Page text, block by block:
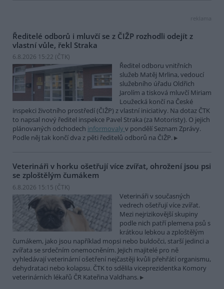
reklama
Ředitelé odborů i mluvčí se z ČIŽP rozhodli odejít z
vlastní vůle, řekl Straka
6.8.2026 15:22 (ČTK)
Ředitel odboru vnitřních
služeb Matěj Mrlina, vedoucí
služebního úřadu Oldřich
Jarolím a tisková mluvčí Miriam
Loužecká končí na České
inspekci životního prostředí (ČIŽP) z vlastní iniciativy. Na dotaz ČTK
to napsal nový ředitel inspekce Pavel Straka (za Motoristy). O jejich
plánovaných odchodech informovaly v pondělí Seznam Zprávy.
Podle něj tak končí dva z pěti ředitelů odborů na ČIŽP.
Veterináři v horku ošetřují více zvířat, ohrožení jsou psi
se zploštělým čumákem
6.8.2026 15:15 (ČTK)
Veterináři v současných
vedrech ošetřují více zvířat.
Mezi nejrizikovější skupiny
podle nich patří plemena psů s
krátkou lebkou a zploštělým
čumákem, jako jsou například mopsi nebo buldočci, starší jedinci a
zvířata se srdečním onemocněním. Jejich majitelé pro ně
vyhledávají veterinární ošetření nejčastěji kvůli přehřátí organismu,
dehydrataci nebo kolapsu. ČTK to sdělila viceprezidentka Komory
veterinárních lékařů ČR Kateřina Valdhans.